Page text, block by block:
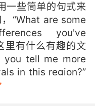
一些简单的句式来
“What are some
you've
里有什么有趣的文
you tell me more
in this region?”
地区传统节日的事